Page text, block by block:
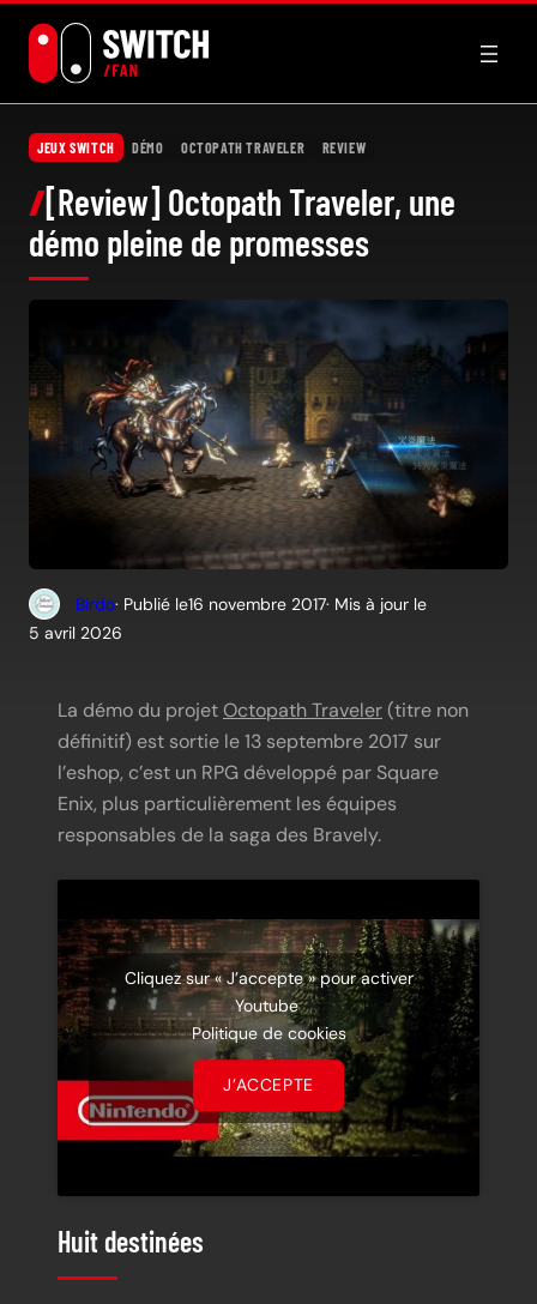
contenu
JEUX SWITCH DÉMO OCTOPATH TRAVELER REVIEW
[Review] Octopath Traveler, une
démo pleine de promesses
Birdo· Publié le16 novembre 2017· Mis à jour le
5 avril 2026
La démo du projetOctopath Traveler(titre non
définitif) est sortie le 13 septembre 2017 sur
l’eshop, c’est un RPG développé par Square
Enix, plus particulièrement les équipes
responsables de la saga des Bravely.
Cliquez sur « J’accepte » pour activer
Youtube
Politique de cookies
J’ACCEPTE
Huit destinées